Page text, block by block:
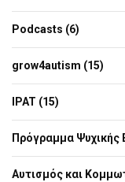
Podcasts (6)
grow4autism (15)
IPAT (15)
Πρόγραμμα Ψυχικής
Αυτισμός και